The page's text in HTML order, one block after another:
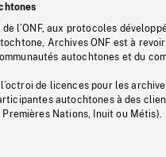
l’ONF, aux protocoles
Archives ONF est à
autochtones et du
de licences pour les
autochtones à des
Nations, Inuit ou Métis).